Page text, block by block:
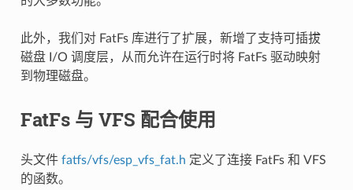
此外，我们对 FatFs 库进行了扩展，新增了支持可插拔
磁盘 I/O 调度层，从而允许在运行时将 FatFs 驱动映射
到物理磁盘。
FatFs 与 VFS 配合使用
头文件 fatfs/vfs/esp_vfs_fat.h 定义了连接 FatFs 和 VFS
的函数。